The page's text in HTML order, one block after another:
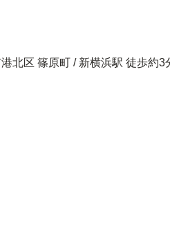
北区 篠原町 / 新横浜駅 徒歩約3